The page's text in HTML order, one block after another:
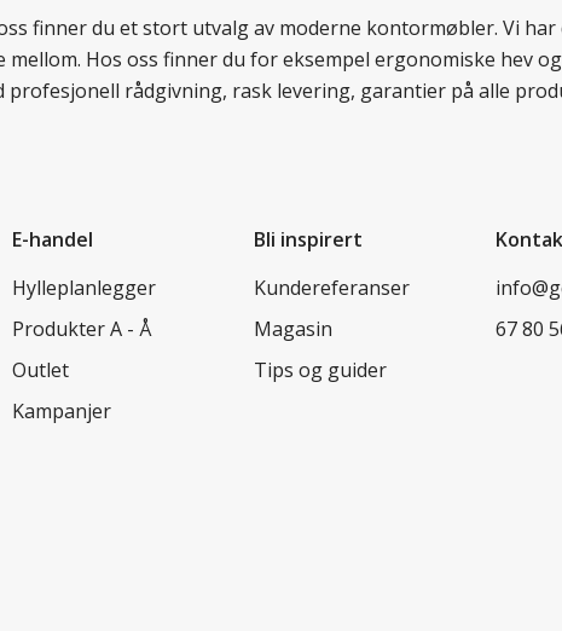
finner du et stort utvalg av moderne kontormøbler. Vi
Hos oss finner du for eksempel ergonomiske hev
rådgivning, rask levering, garantier på alle
E-handel
Hylleplanlegger
Produkter A - Å
Outlet
Kampanjer
Bli inspirert
Kundereferanser
Magasin
Tips og guider
67 80